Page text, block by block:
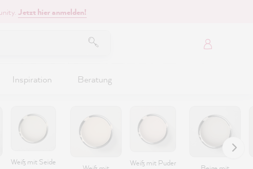
Jetzt hier anmelden!
Inspiration Beratung
Weiß mit Seide Weiß mit Puder